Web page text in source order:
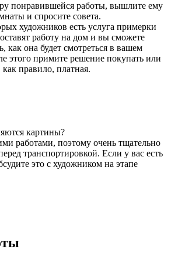
понравившейся работы, вышлите ему
и спросите совета.
художников есть услуга примерки
работу на дом и вы сможете
как она будет смотреться в вашем
этого примите решение покупать или
как правило, платная.
картины?
работами, поэтому очень тщательно
транспортировкой. Если у вас есть
это с художником на этапе